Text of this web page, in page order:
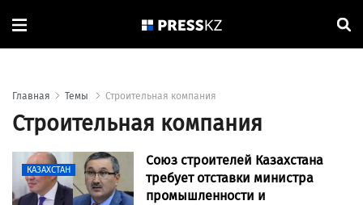
Главная Темы Строительная компания
Строительная компания
КАЗАХСТАН
Союз строителей Казахстана
требует отставки министра
промышленности и